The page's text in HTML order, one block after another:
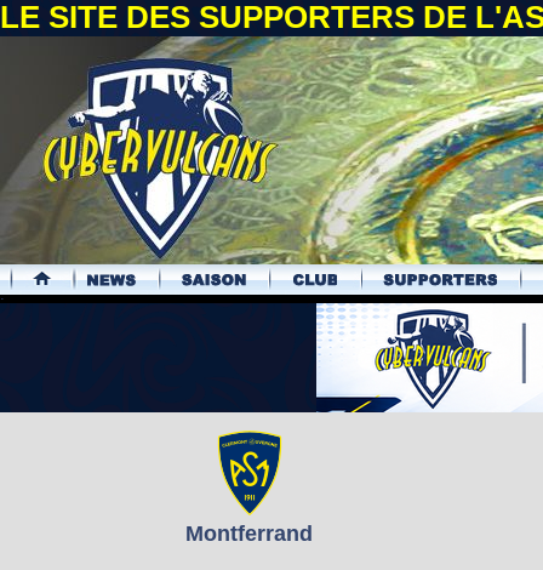
LE SITE DES SUPPORTERS DE
.
Montferrand